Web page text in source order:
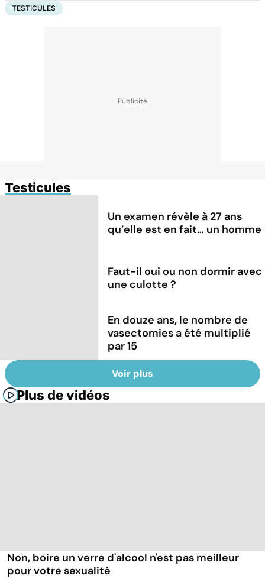
TESTICULES
Testicules
Un examen révèle à 27 ans
qu’elle est en fait… un homme
Faut-il oui ou non dormir avec
une culotte ?
En douze ans, le nombre de
vasectomies a été multiplié
par 15
Voir plus
Plus de vidéos
Non, boire un verre d'alcool n'est pas meilleur
pour votre sexualité